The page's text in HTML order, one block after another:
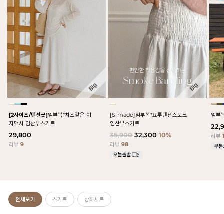
[2사이즈/텐션굿]임부복*치즈같은 이
지맥시 임산부스커트
29,800
리뷰 9
[S-made]임부복*요루텐션스모크
임산부스커트
35,900 32,300 10%
리뷰98
임부
리뷰
전체보기 스커트 상하세트